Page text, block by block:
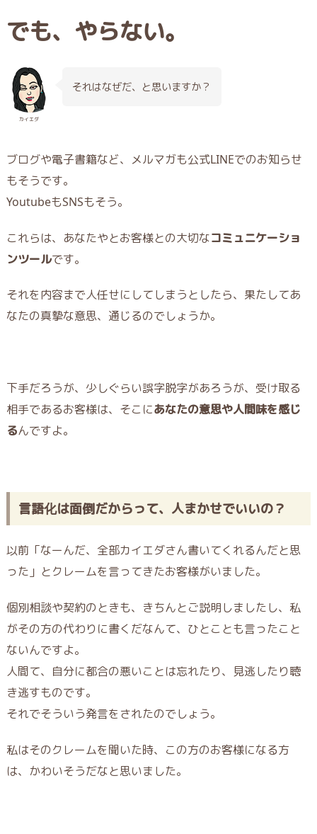
でも、やらない。
カイエダ
それはなぜだ、と思いますか？
ブログや電子書籍など、メルマガも公式LINEでのお知らせ
もそうです。
YoutubeもSNSもそう。
これらは、あなたやとお客様との大切なコミュニケーショ
ンツールです。
それを内容まで人任せにしてしまうとしたら、果たしてあ
なたの真摯な意思、通じるのでしょうか。
下手だろうが、少しぐらい誤字脱字があろうが、受け取る
相手であるお客様は、そこにあなたの意思や人間味を感じ
るんですよ。
言語化は面倒だからって、人まかせでいいの？
以前「なーんだ、全部カイエダさん書いてくれるんだと思
った」とクレームを言ってきたお客様がいました。
個別相談や契約のときも、きちんとご説明しましたし、私
がその方の代わりに書くだなんて、ひとことも言ったこと
ないんですよ。
人間て、自分に都合の悪いことは忘れたり、見逃したり聴
き逃すものです。
それでそういう発言をされたのでしょう。
私はそのクレームを聞いた時、この方のお客様になる方
は、かわいそうだなと思いました。